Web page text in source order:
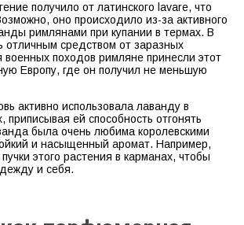
получило от латинского lavare, что
оно происходило из-за активного
римлянами при купании в термах. В
отличным средством от заразных
походов римляне принесли этот
Европу, где он получил не меньшую
активно использовала лаванду в
приписывая ей способность отгонять
была очень любима королевскими
и насыщенный аромат. Например,
этого растения в карманах, чтобы
и себя.